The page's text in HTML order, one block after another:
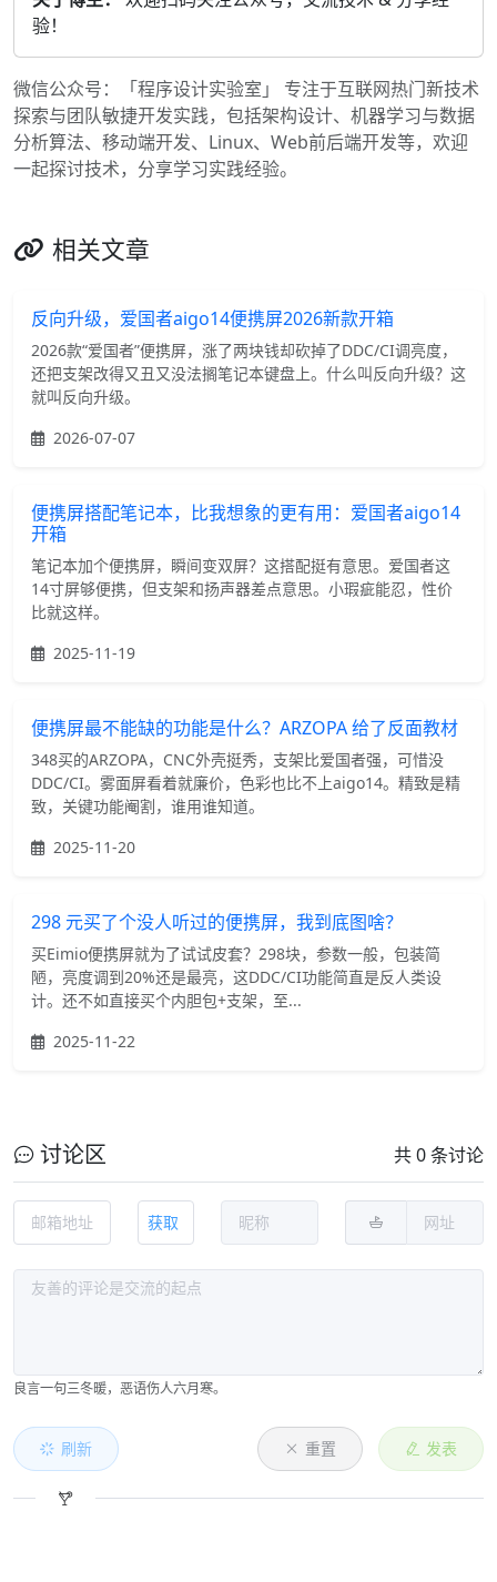
验！
微信公众号：「程序设计实验室」 专注于互联网热门新技术
探索与团队敏捷开发实践，包括架构设计、机器学习与数据
分析算法、移动端开发、Linux、Web前后端开发等，欢迎
一起探讨技术，分享学习实践经验。
相关文章
反向升级，爱国者aigo14便携屏2026新款开箱
2026款“爱国者”便携屏，涨了两块钱却砍掉了DDC/CI调亮度，
还把支架改得又丑又没法搁笔记本键盘上。什么叫反向升级？这
就叫反向升级。
2026-07-07
便携屏搭配笔记本，比我想象的更有用：爱国者aigo14
开箱
笔记本加个便携屏，瞬间变双屏？这搭配挺有意思。爱国者这
14寸屏够便携，但支架和扬声器差点意思。小瑕疵能忍，性价
比就这样。
2025-11-19
便携屏最不能缺的功能是什么？ARZOPA 给了反面教材
348买的ARZOPA，CNC外壳挺秀，支架比爱国者强，可惜没
DDC/CI。雾面屏看着就廉价，色彩也比不上aigo14。精致是精
致，关键功能阉割，谁用谁知道。
2025-11-20
298 元买了个没人听过的便携屏，我到底图啥？
买Eimio便携屏就为了试试皮套？298块，参数一般，包装简
陋，亮度调到20%还是最亮，这DDC/CI功能简直是反人类设
计。还不如直接买个内胆包+支架，至...
2025-11-22
讨论区 共 0 条讨论
获取
良言一句三冬暖，恶语伤人六月寒。
刷新 重置 发表